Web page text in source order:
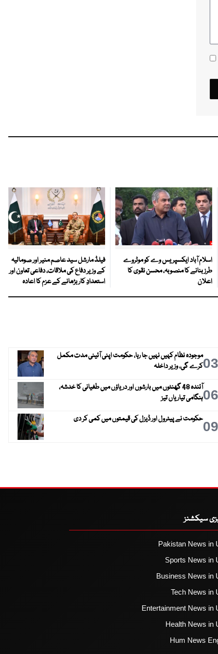
اسلام آباد ایکسپریس وے کو موٹروے
طرز بنانے کا منصوبہ، محسن نقوی کا
اعلان
فیلڈ مارشل سید عاصم منیر اور صومالیہ
کے وزیر دفاع کی ملاقات، دفاعی تعاون اور
استعدادِ کار بڑھانے کے عزم کا اعادہ
03موجودہ نظام کہیں نہیں جا رہا، حکومت اپنی آئینی مدت مکمل
کرے گی، وزیر داخلہ
06
آئندہ 48 گھنٹوں میں بارشوں اور دریاؤں میں طغیانی کا خدشہ،
ہنگامی تیاریاں تیز
09حکومت نے پیٹرول اور ڈیزل کی قیمتوں میں کمی کر دی
سیکشنز
Pakistan News in
Sports News in
Business News in
Tech News in
Entertainment News in
Health News in
Hum News